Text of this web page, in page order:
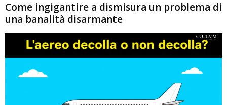
Come ingigantire a dismisura un problema di
una banalità disarmante